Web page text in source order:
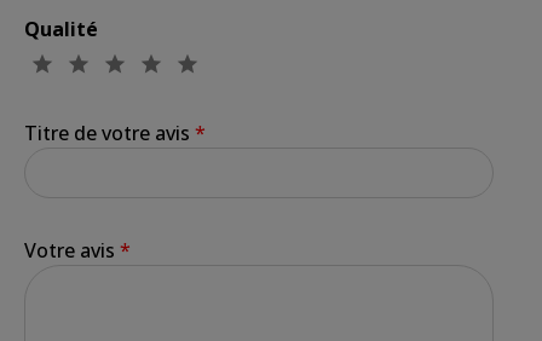
Qualité
Titre de votre avis *
Votre avis *